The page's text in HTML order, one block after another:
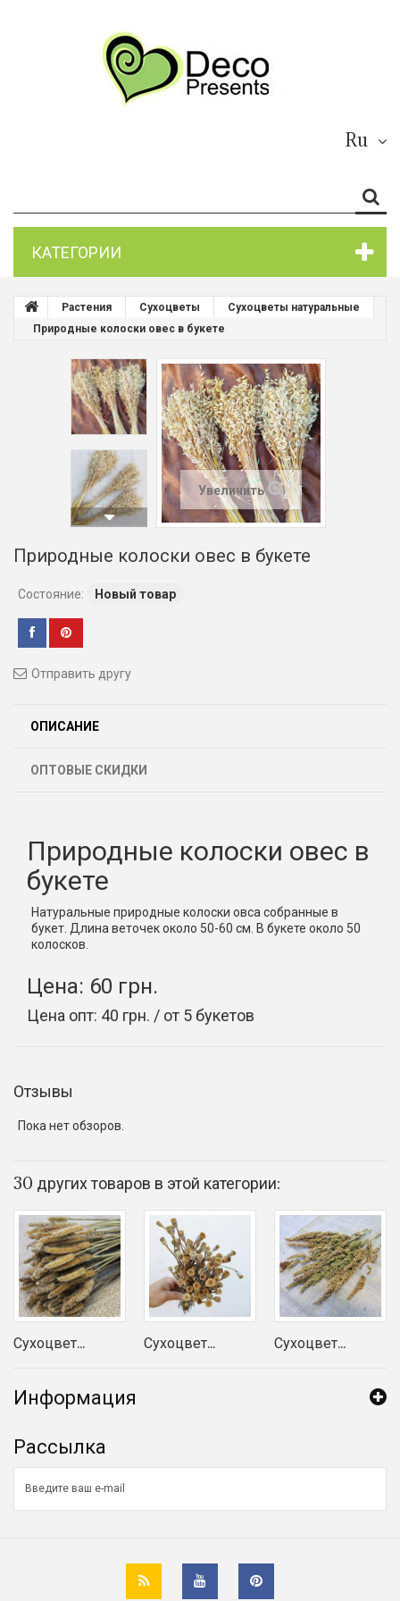
Ru
КАТЕГОРИИ
Растения Сухоцветы
Сухоцветы натуральные
Природные колоски овес в букете
Увеличить
Природные колоски овес в букете
Состояние: Новый товар
Отправить другу
ОПИСАНИЕ
ОПТОВЫЕ СКИДКИ
Природные колоски овес в
букете
Натуральные природные колоски овса собранные в
букет. Длина веточек около 50-60 см. В букете около 50
колосков.
Цена: 60 грн.
Цена опт: 40 грн. / от 5 букетов
Отзывы
Пока нет обзоров.
30 других товаров в этой категории:
Сухоцвет... Сухоцвет... Сухоцвет...
Информация
Рассылка